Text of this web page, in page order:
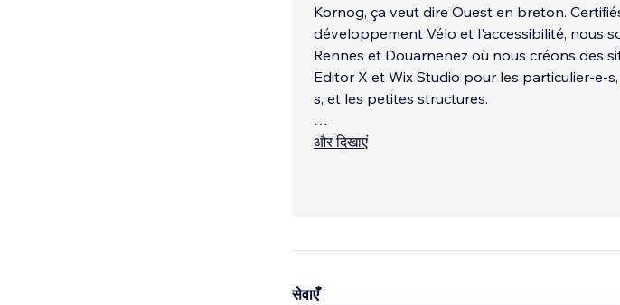
Kornog, ça veut dire Ouest en breton.
développement Vélo et l'accessibilité, nous
Rennes et Douarnenez où nous créons des
Editor X et Wix Studio pour les particulier-e-
s, et les petites structures.
Notre certification Wix Vélo nous permet de
और दिखाएं
सेवाएँ